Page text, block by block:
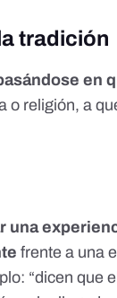
tradición
en
o religión, a
una
frente a una
“dicen que